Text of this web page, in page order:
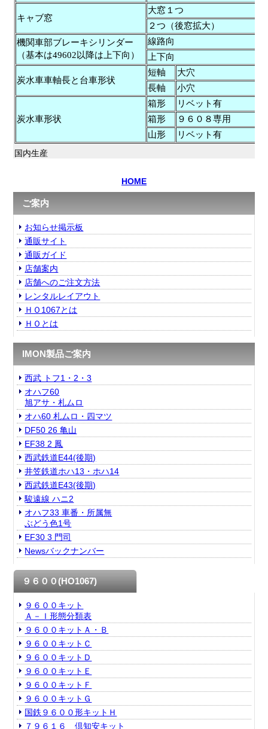
キャブ窓
大窓１つ
２つ（後窓拡大）
機関車部ブレーキシリンダー
（基本は49602以降は上下向）
線路向
上下向
炭水車車軸長と台車形状
短軸
大穴
長軸
小穴
炭水車形状
箱形
リベット有
箱形
９６０８専用
山形
リベット有
国内生産
HOME
ご案内
お知らせ掲示板
通販サイト
通販ガイド
店舗案内
店舗へのご注文方法
レンタルレイアウト
ＨＯ1067とは
ＨＯとは
IMON製品ご案内
西武 トフ1・2・3
オハフ60
旭アサ・札ムロ
オハ60 札ムロ・四マツ
DF50 26 亀山
EF38 2 鳳
西武鉄道E44(後期)
井笠鉄道ホハ13・ホハ14
西武鉄道E43(後期)
駿遠線 ハニ2
オハフ33 車番・所属無
ぶどう色1号
EF30 3 門司
Newsバックナンバー
９６００(HO1067)
９６００キット
Ａ－Ｉ形態分類表
９６００キットＡ・Ｂ
９６００キットＣ
９６００キットＤ
９６００キットＥ
９６００キットＦ
９６００キットＧ
国鉄９６００形キットＨ
７９６１６ 倶知安キット